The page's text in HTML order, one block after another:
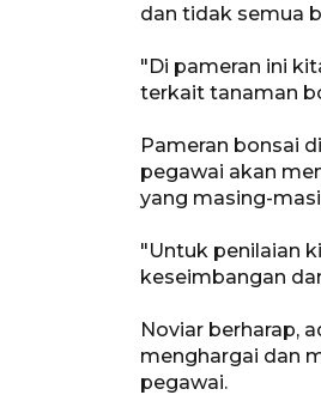
dan tidak semua
"Di pameran ini
terkait tanaman
Pameran bonsai
pegawai akan
yang masing-
"Untuk penilaian
keseimbangan
Noviar berharap,
menghargai dan
pegawai.